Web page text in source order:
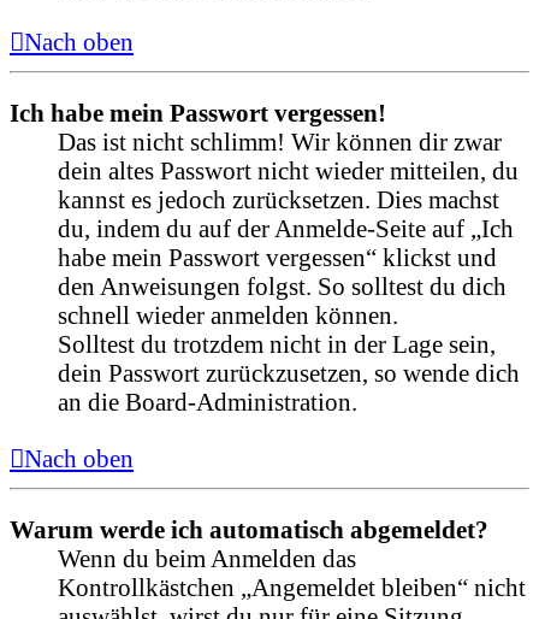
Nach oben
Ich habe mein Passwort vergessen!
Das ist nicht schlimm! Wir können dir zwar
dein altes Passwort nicht wieder mitteilen, du
kannst es jedoch zurücksetzen. Dies machst
du, indem du auf der Anmelde-Seite auf „Ich
habe mein Passwort vergessen“ klickst und
den Anweisungen folgst. So solltest du dich
schnell wieder anmelden können.
Solltest du trotzdem nicht in der Lage sein,
dein Passwort zurückzusetzen, so wende dich
an die Board-Administration.
Nach oben
Warum werde ich automatisch abgemeldet?
Wenn du beim Anmelden das
Kontrollkästchen „Angemeldet bleiben“ nicht